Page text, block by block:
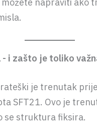
napraviti ako
i zašto je toliko
je trenutak
SFT21. Ovo je
se struktura fiksira.